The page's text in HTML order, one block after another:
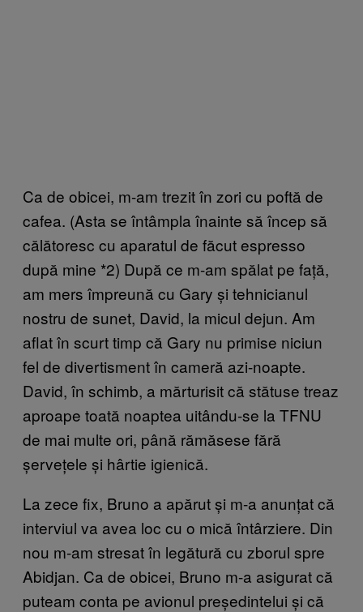
Ca de obicei, m-am trezit în zori cu poftă de
cafea. (Asta se întâmpla înainte să încep să
călătoresc cu aparatul de făcut espresso
după mine *2) După ce m-am spălat pe față,
am mers împreună cu Gary și tehnicianul
nostru de sunet, David, la micul dejun. Am
aflat în scurt timp că Gary nu primise niciun
fel de divertisment în cameră azi-noapte.
David, în schimb, a mărturisit că stătuse treaz
aproape toată noaptea uitându-se la TFNU
de mai multe ori, până rămăsese fără
șervețele și hârtie igienică.
La zece fix, Bruno a apărut și m-a anunțat că
interviul va avea loc cu o mică întârziere. Din
nou m-am stresat în legătură cu zborul spre
Abidjan. Ca de obicei, Bruno m-a asigurat că
puteam conta pe avionul președintelui și că